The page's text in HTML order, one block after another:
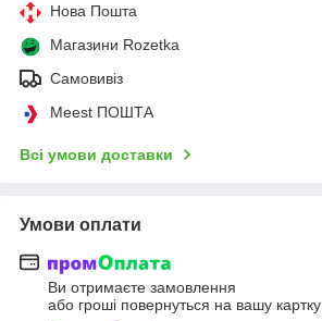
Нова Пошта
Магазини Rozetka
Самовивіз
Meest ПОШТА
Всі умови доставки
Умови оплати
Ви отримаєте замовлення
або гроші повернуться на вашу картку